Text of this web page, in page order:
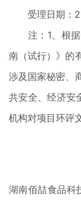
受理日期：
注：1、根据
南（试行）》的
涉及国家秘密、
共安全、经济安
机构对项目环评
湖南佰喆食品科